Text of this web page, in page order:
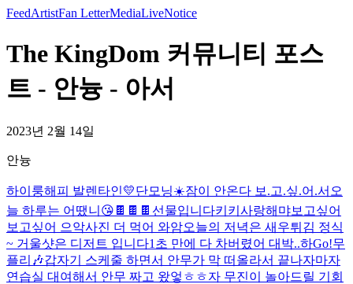
FeedArtistFan LetterMediaLiveNotice
The KingDom 커뮤니티 포스
트 - 안늉 - 아서
2023년 2월 14일
안늉
하이룽해피 발렌타인💛단모닝☀️잠이 안온다 보.고.싶.어.서 오
늘 하루는 어땠니 😘 🍫🍫🍫선물입니다키키 사랑해 먀보고싶어
보고싶어 으악사진 더 먹어 와암오늘의 저녁은 새우튀김 정식
~ 거울샷은 디저트 입니다1초 만에 다 차버렸어 대박..하Go!무
플리🎶갑자기 스케줄 하면서 안무가 막 떠올라서 끝나자마자
연습실 대여해서 안무 짜고 왔엏ㅎㅎ자 무진이 놀아드릴 기회